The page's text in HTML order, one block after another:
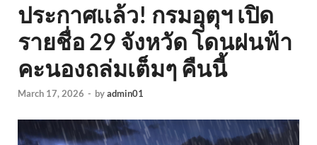
ประกาศเเล้ว! กรมอุตุฯ เปิด
รายชื่อ 29 จังหวัด โดนฝนฟ้า
คะนองถล่มเต็มๆ คืนนี้
March 17, 2026 - byadmin01